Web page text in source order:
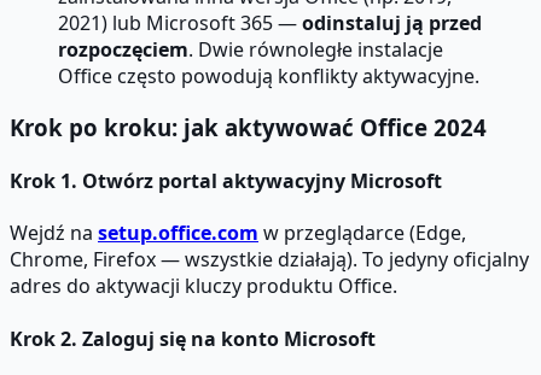
2021) lub Microsoft 365 —odinstaluj ją przed
rozpoczęciem. Dwie równoległe instalacje
Office często powodują konflikty aktywacyjne.
Krok po kroku: jak aktywować Office 2024
Krok 1. Otwórz portal aktywacyjny Microsoft
Wejdź na setup.office.com w przeglądarce (Edge,
Chrome, Firefox — wszystkie działają). To jedyny oficjalny
adres do aktywacji kluczy produktu Office.
Krok 2. Zaloguj się na konto Microsoft